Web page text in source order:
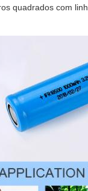
quadrados com